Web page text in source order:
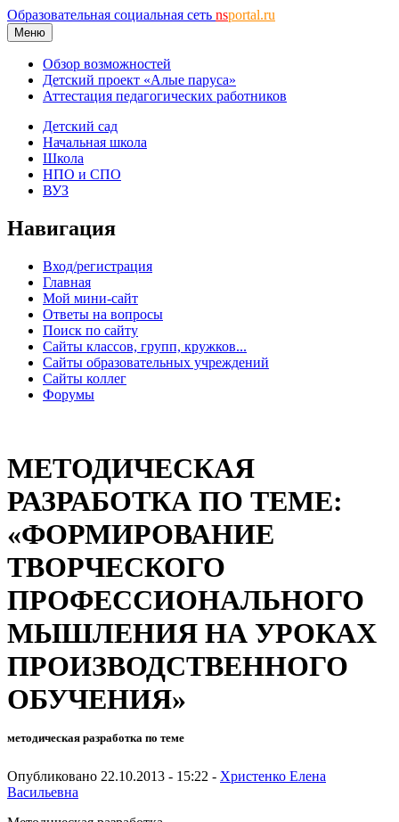
Образовательная социальная сеть nsportal.ru
Меню
Обзор возможностей
Детский проект «Алые паруса»
Аттестация педагогических работников
Детский сад
Начальная школа
Школа
НПО и СПО
ВУЗ
Навигация
Вход/регистрация
Главная
Мой мини-сайт
Ответы на вопросы
Поиск по сайту
Сайты классов, групп, кружков...
Сайты образовательных учреждений
Сайты коллег
Форумы
МЕТОДИЧЕСКАЯ
РАЗРАБОТКА ПО ТЕМЕ:
«ФОРМИРОВАНИЕ
ТВОРЧЕСКОГО
ПРОФЕССИОНАЛЬНОГО
МЫШЛЕНИЯ НА УРОКАХ
ПРОИЗВОДСТВЕННОГО
ОБУЧЕНИЯ»
методическая разработка по теме
Опубликовано 22.10.2013 - 15:22 - Христенко Елена
Васильевна